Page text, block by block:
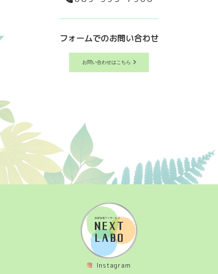
フォームでのお問い合わせ
お問い合わせはこちら
Instagram